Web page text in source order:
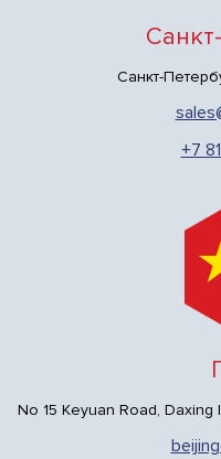
Санкт-
+7
No 15 Keyuan Road,